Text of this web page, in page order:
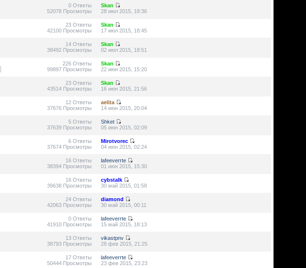
0 Ответы
52078 Просмотры
Skan
28 июл 2015, 18:36
23 Ответы
42100 Просмотры
Skan
17 июл 2015, 18:45
14 Ответы
38492 Просмотры
Skan
02 июл 2015, 18:51
226 Ответы
99897 Просмотры
Skan
22 июн 2015, 15:20
23 Ответы
43514 Просмотры
Skan
16 июн 2015, 21:56
12 Ответы
37676 Просмотры
aelita
14 июн 2015, 20:04
5 Ответы
37639 Просмотры
Shket
05 июн 2015, 02:09
6 Ответы
37674 Просмотры
Mirotvorec
04 июн 2015, 02:24
16 Ответы
38394 Просмотры
lafeeverrte
01 июн 2015, 15:30
16 Ответы
39638 Просмотры
cybstalk
30 май 2015, 01:58
24 Ответы
42063 Просмотры
diamond
30 май 2015, 00:11
0 Ответы
41910 Просмотры
lafeeverrte
15 май 2015, 18:13
13 Ответы
38793 Просмотры
vikastpnv
28 фев 2015, 21:25
17 Ответы
50444 Просмотры
lafeeverrte
23 фев 2015, 23:23